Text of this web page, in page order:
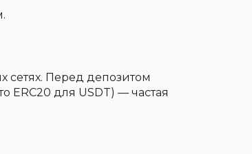
сетях. Перед депозитом
ERC20 для USDT) — частая